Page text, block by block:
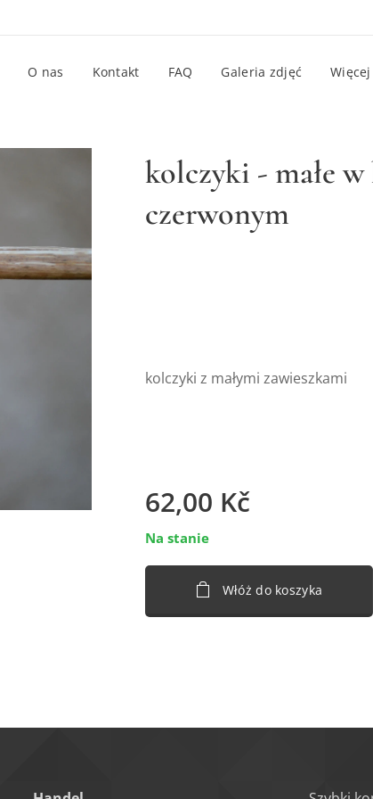
O nas Kontakt FAQ Galeria zdjęć Więcej
kolczyki - małe
czerwonym
kolczyki z małymi zawieszkami
62,00 Kč
Na stanie
Włóż do koszyka